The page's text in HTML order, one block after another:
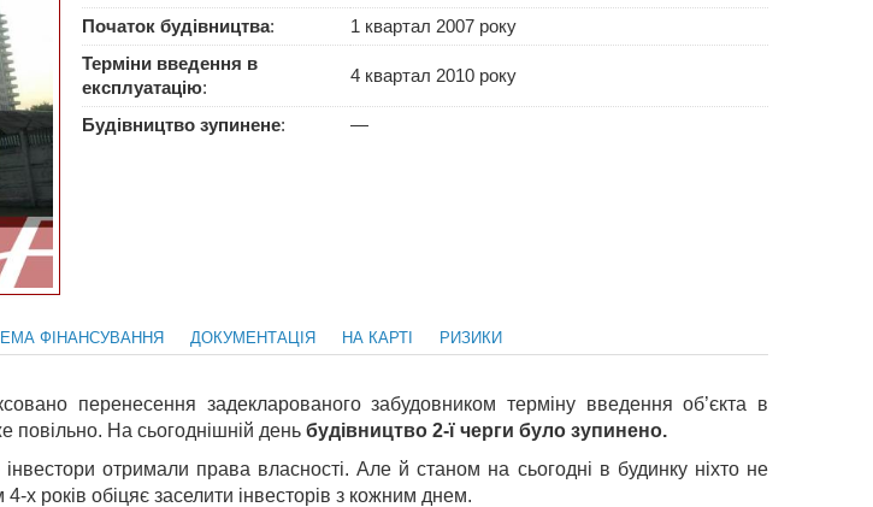
Початок будівництва:
1 квартал 2007 року
Терміни введення в
експлуатацію:
4 квартал 2010 року
Будівництво зупинене: —
ФІНАНСУВАННЯ ДОКУМЕНТАЦІЯ НА КАРТІ РИЗИКИ
перенесення задекларованого забудовником терміну введення об’єкта в
повільно. На сьогоднішній день будівництво 2-ї черги було зупинено.
отримали права власності. Але й станом на сьогодні в будинку ніхто не
х років обіцяє заселити інвесторів з кожним днем.